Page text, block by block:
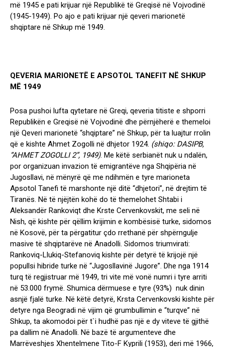
më 1945 e pati krijuar një Republikë të Greqisë në Vojvodinë
(1945-1949). Po ajo e pati krijuar një qeveri marionetë
shqiptare në Shkup më 1949.
QEVERIA MARIONETË E APSOTOL TANEFIT NË SHKUP
MË 1949
Posa pushoi lufta qytetare në Greqi, qeveria titiste e shporri
Republikën e Greqisë në Vojvodinë dhe përnjëherë e themeloi
një Qeveri marionetë “shqiptare” në Shkup, për ta luajtur rrolin
që e kishte Ahmet Zogolli në dhjetor 1924. (shiqo: DASIPB,
“AHMET ZOGOLLI 2”, 1949). Me këtë serbianët nuk u ndalën,
por organizuan invazion të emigrantëve nga Shqipëria në
Jugosllavi, në mënyrë që me ndihmën e tyre marioneta
Apsotol Tanefi të marshonte një ditë “dhjetori”, në drejtim të
Tiranës. Në të njëjtën kohë do të themelohet Shtabi i
Aleksandër Rankoviqt dhe Krste Cervenkovskit, me seli në
Nish, që kishte për qëllim krijimin e kombësisë turke, sidomos
në Kosovë, për ta përgatitur çdo rrethanë për shpërngulje
masive të shqiptarëve në Anadolli. Sidomos triumvirati:
Rankoviq-Llukiq-Stefanoviq kishte për detyrë të krijojë një
popullsi hibride turke në “Jugosllavinë Jugore”. Dhe nga 1914
turq të regjistruar më 1949, tri vite më vonë numri i tyre arriti
në 53.000 frymë. Shumica dërmuese e tyre (93%) nuk dinin
asnjë fjalë turke. Në këtë detyrë, Krsta Cervenkovski kishte për
detyre nga Beogradi në vijim që grumbullimin e “turqve” në
Shkup, ta akomodoi për t`i hudhë pas një e dy viteve të gjithë
pa dallim në Anadolli. Në bazë të argumenteve dhe
Marrëveshjes Xhentelmene Tito-F Kyprili (1953), deri më 1966,